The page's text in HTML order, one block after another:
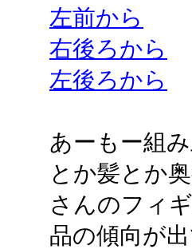
左前から
右後ろから
左後ろから
あーもー組
とか髪とか
さんのフィ
品の傾向が